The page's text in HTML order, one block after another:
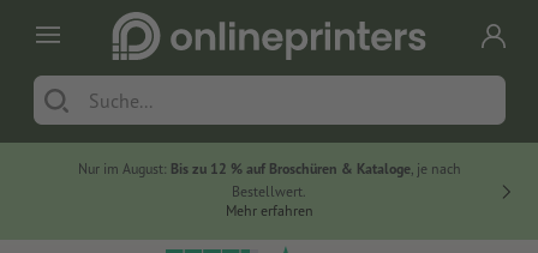
Nur im August: Bis zu 12 % auf Broschüren & Kataloge, je nach
Bestellwert.
Mehr erfahren